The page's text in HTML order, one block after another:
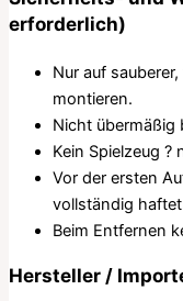
erforderlich)
Nur auf
montieren.
Nicht übermäßig
Kein Spielzeug ?
Vor der ersten
vollständig
Beim Entfernen
Hersteller /